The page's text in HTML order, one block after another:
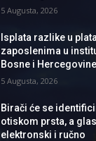
5 Augusta, 2026
Isplata razlike u
zaposlenima u
Bosne i Hercegovine
5 Augusta, 2026
Birači će se
otiskom prsta, a
elektronski i ručno